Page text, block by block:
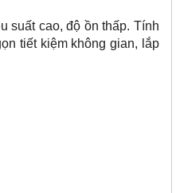
suất cao, độ ồn thấp. Tính
tiết kiệm không gian, lắp